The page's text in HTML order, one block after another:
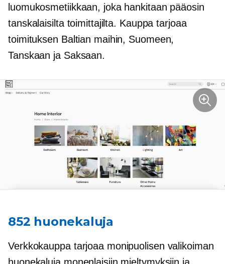
luomukosmetiikkaan, joka hankitaan pääosin
tanskalaisilta toimittajilta. Kauppa tarjoaa
toimituksen Baltian maihin, Suomeen,
Tanskaan ja Saksaan.
852 huonekaluja
Verkkokauppa tarjoaa monipuolisen valikoiman